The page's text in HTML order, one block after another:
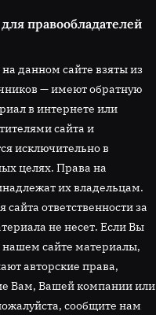
правообладателей
данном сайте взяты из
— имеют обратную
в интернете или
сайта и
исключительно в
целях. Права на
их владельцам.
ответственности за
не несет. Если Вы
сайте материалы,
авторские права,
Вам, Вашей компании или
сообщите нам